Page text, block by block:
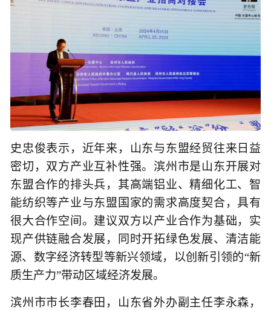
史忠俊表示，近年来，山东与东盟经贸往来日益
密切，双方产业互补性强。滨州市是山东开展对
东盟合作的排头兵，其高端铝业、精细化工、智
能纺织等产业与东盟国家的需求高度契合，具有
很大合作空间。建议双方以产业合作为基础，实
现产供链融合发展，同时开拓绿色发展、清洁能
源、数字经济转型等新兴领域，以创新引领的“新
质生产力”带动区域经济发展。
滨州市市长李春田，山东省外办副主任李永森，